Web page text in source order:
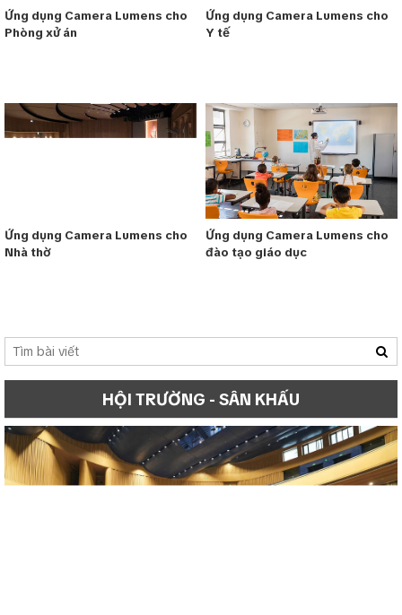
Ứng dụng Camera Lumens cho
Phòng xử án
Ứng dụng Camera Lumens cho
Y tế
Ứng dụng Camera Lumens cho
Nhà thờ
Ứng dụng Camera Lumens cho
đào tạo giáo dục
HỘI TRƯỜNG - SÂN KHẤU